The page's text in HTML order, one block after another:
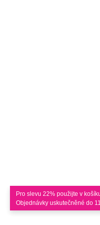
Pro slevu 22% použijte v
Objednávky uskutečněné do